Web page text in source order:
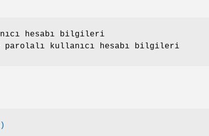
hesabı bilgileri
parolalı kullanıcı hesabı bilgileri